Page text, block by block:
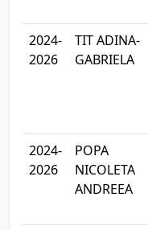
2024-
2026
TIT ADINA-
GABRIELA
2024-
2026
POPA
NICOLETA
ANDREEA